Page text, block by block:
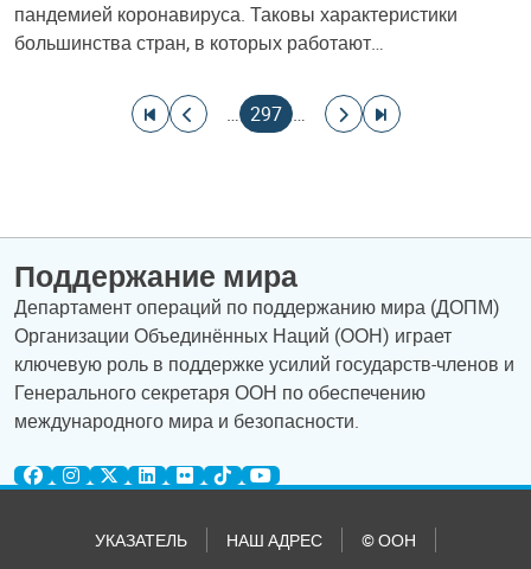
пандемией коронавируса. Таковы характеристики
большинства стран, в которых работают…
Нумерация страниц
На первую страницу
На предыдущую страницу
…
Текущая страница
297 …
На следующую страницу
На последнюю страницу
Поддержание мира
Департамент операций по поддержанию мира (ДОПМ)
Организации Объединённых Наций (ООН) играет
ключевую роль в поддержке усилий государств-членов и
Генерального секретаря ООН по обеспечению
международного мира и безопасности.
УКАЗАТЕЛЬ НАШ АДРЕС © ООН